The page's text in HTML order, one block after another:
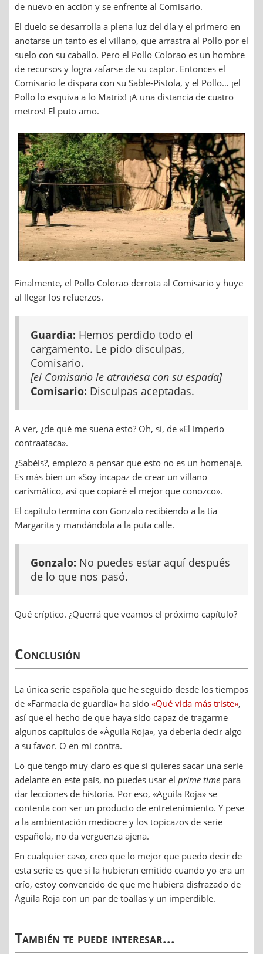
de nuevo en acción y se enfrente al Comisario.
El duelo se desarrolla a plena luz del día y el primero en
anotarse un tanto es el villano, que arrastra al Pollo por el
suelo con su caballo. Pero el Pollo Colorao es un hombre
de recursos y logra zafarse de su captor. Entonces el
Comisario le dispara con su Sable-Pistola, y el Pollo… ¡el
Pollo lo esquiva a lo Matrix! ¡A una distancia de cuatro
metros! El puto amo.
Finalmente, el Pollo Colorao derrota al Comisario y huye
al llegar los refuerzos.
Guardia: Hemos perdido todo el
cargamento. Le pido disculpas,
Comisario.
[el Comisario le atraviesa con su espada]
Comisario: Disculpas aceptadas.
A ver, ¿de qué me suena esto? Oh, sí, de «El Imperio
contraataca».
¿Sabéis?, empiezo a pensar que esto no es un homenaje.
Es más bien un «Soy incapaz de crear un villano
carismático, así que copiaré el mejor que conozco».
El capítulo termina con Gonzalo recibiendo a la tía
Margarita y mandándola a la puta calle.
Gonzalo: No puedes estar aquí después
de lo que nos pasó.
Qué críptico. ¿Querrá que veamos el próximo capítulo?
Conclusión
La única serie española que he seguido desde los tiempos
de «Farmacia de guardia» ha sido «Qué vida más triste»,
así que el hecho de que haya sido capaz de tragarme
algunos capítulos de «Águila Roja», ya debería decir algo
a su favor. O en mi contra.
Lo que tengo muy claro es que si quieres sacar una serie
adelante en este país, no puedes usar el prime time para
dar lecciones de historia. Por eso, «Aguila Roja» se
contenta con ser un producto de entretenimiento. Y pese
a la ambientación mediocre y los topicazos de serie
española, no da vergüenza ajena.
En cualquier caso, creo que lo mejor que puedo decir de
esta serie es que si la hubieran emitido cuando yo era un
crío, estoy convencido de que me hubiera disfrazado de
Águila Roja con un par de toallas y un imperdible.
También te puede interesar...